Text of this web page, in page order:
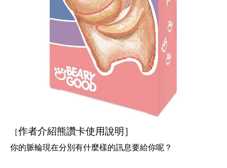
［作者介紹熊讚卡使用說明］
你的脈輪現在分別有什麼樣的訊息要給你呢？